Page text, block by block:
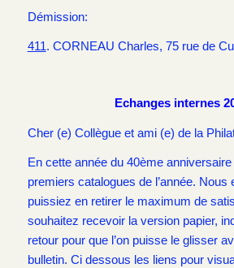
Démission:
411. CORNEAU Charles, 75 rue de
Echanges internes
Cher (e) Collègue et ami (e) de la
En cette année du 40ème
premiers catalogues de l’année. Nous
puissiez en retirer le maximum de
souhaitez recevoir la version papier,
retour pour que l’on puisse le glisser
bulletin. Ci dessous les liens pour